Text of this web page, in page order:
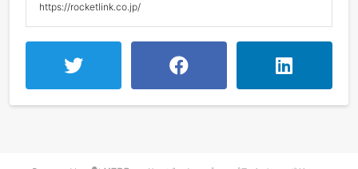
https://rocketlink.co.jp/